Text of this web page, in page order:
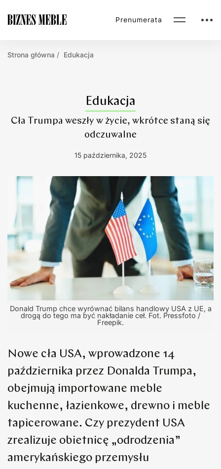
Prenumerata
Strona główna Edukacja
Edukacja
Cła Trumpa weszły w życie, wkrótce staną się
odczuwalne
15 października, 2025
Donald Trump chce wyrównać bilans handlowy USA z UE, a
drogą do tego ma być nakładanie ceł. Fot. Pressfoto /
Freepik.
Nowe cła USA, wprowadzone 14
października przez Donalda Trumpa,
obejmują importowane meble
kuchenne, łazienkowe, drewno i meble
tapicerowane. Czy prezydent USA
zrealizuje obietnicę „odrodzenia”
amerykańskiego przemysłu